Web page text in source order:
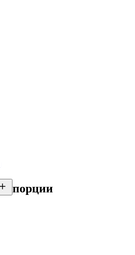
порции